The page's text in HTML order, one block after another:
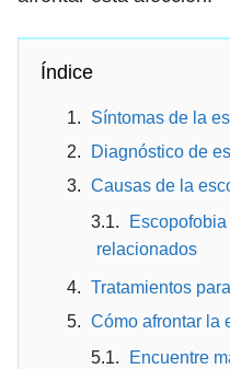
Índice
Síntomas de la
Diagnóstico de
Causas de la
relacionados
Tratamientos
Cómo afrontar la
Encuentre